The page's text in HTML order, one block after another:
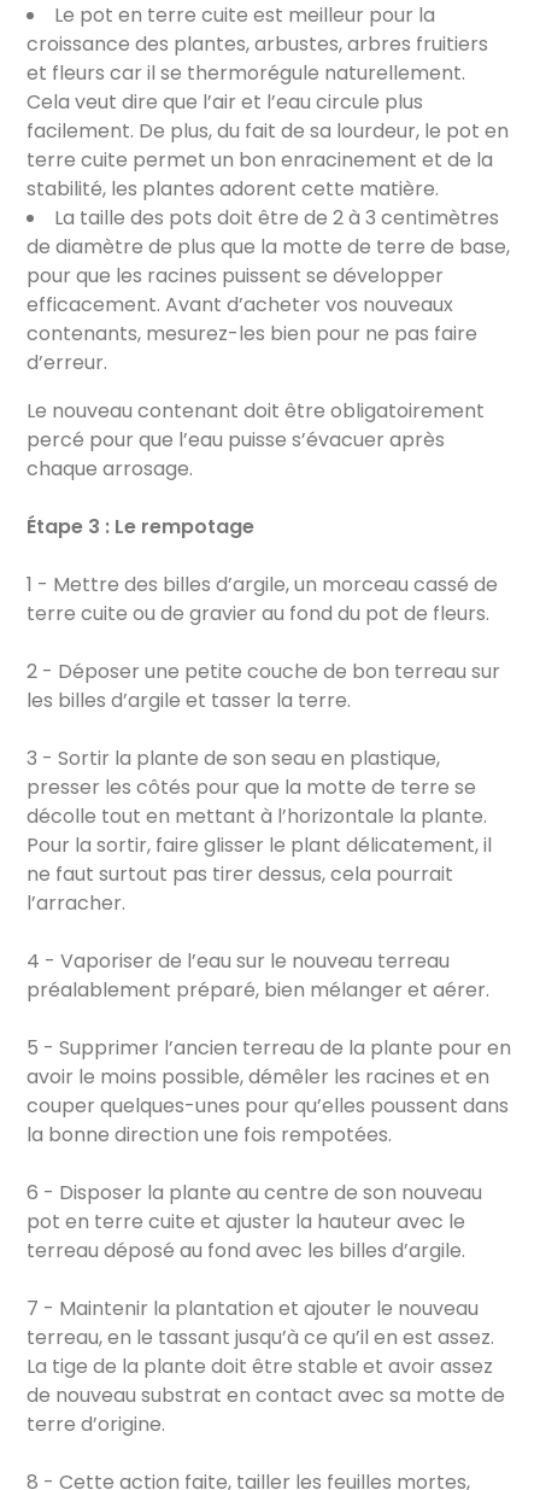
Le pot en terre cuite est meilleur pour la
croissance des plantes, arbustes, arbres fruitiers
et fleurs car il se thermorégule naturellement.
Cela veut dire que l’air et l’eau circule plus
facilement. De plus, du fait de sa lourdeur, le pot en
terre cuite permet un bon enracinement et de la
stabilité, les plantes adorent cette matière.
La taille des pots doit être de 2 à 3 centimètres
de diamètre de plus que la motte de terre de base,
pour que les racines puissent se développer
efficacement. Avant d’acheter vos nouveaux
contenants, mesurez-les bien pour ne pas faire
d’erreur.
Le nouveau contenant doit être obligatoirement
percé pour que l’eau puisse s’évacuer après
chaque arrosage.
Étape 3 : Le rempotage
1 - Mettre des billes d’argile, un morceau cassé de
terre cuite ou de gravier au fond du pot de fleurs.
2 - Déposer une petite couche de bon terreau sur
les billes d’argile et tasser la terre.
3 - Sortir la plante de son seau en plastique,
presser les côtés pour que la motte de terre se
décolle tout en mettant à l’horizontale la plante.
Pour la sortir, faire glisser le plant délicatement, il
ne faut surtout pas tirer dessus, cela pourrait
l’arracher.
4 - Vaporiser de l’eau sur le nouveau terreau
préalablement préparé, bien mélanger et aérer.
5 - Supprimer l’ancien terreau de la plante pour en
avoir le moins possible, démêler les racines et en
couper quelques-unes pour qu’elles poussent dans
la bonne direction une fois rempotées.
6 - Disposer la plante au centre de son nouveau
pot en terre cuite et ajuster la hauteur avec le
terreau déposé au fond avec les billes d’argile.
7 - Maintenir la plantation et ajouter le nouveau
terreau, en le tassant jusqu’à ce qu’il en est assez.
La tige de la plante doit être stable et avoir assez
de nouveau substrat en contact avec sa motte de
terre d’origine.
8 - Cette action faite, tailler les feuilles mortes,